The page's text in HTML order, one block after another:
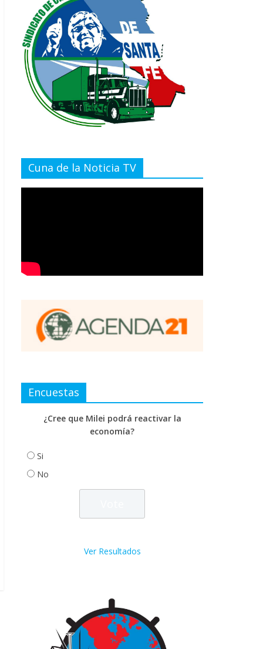
Cuna de la Noticia TV
Encuestas
¿Cree que Milei podrá reactivar la
economía?
Si
No
Ver Resultados